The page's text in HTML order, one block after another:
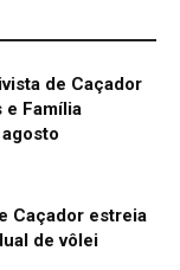
de Caçador
e Família
Caçador estreia
de vôlei